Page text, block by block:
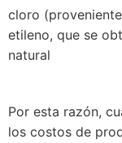
cloro
etileno, que se
natural
Por esta razón,
los costos de